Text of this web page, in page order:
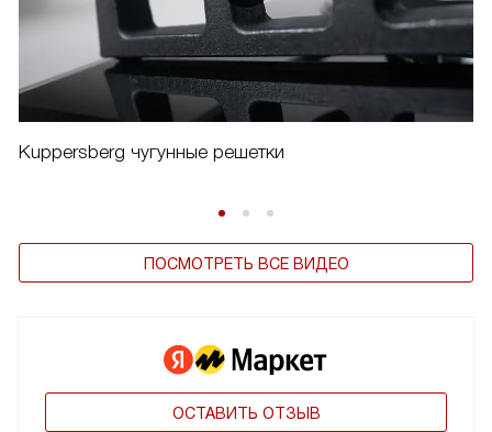
Kuppersberg чугунные решетки
ПОСМОТРЕТЬ ВСЕ ВИДЕО
ОСТАВИТЬ ОТЗЫВ